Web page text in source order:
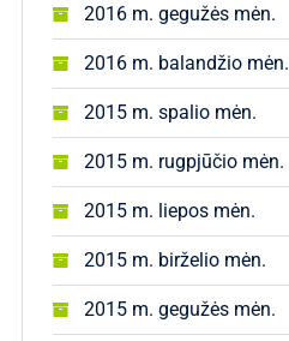
2016 m. gegužės mėn.
2016 m. balandžio mėn.
2015 m. spalio mėn.
2015 m. rugpjūčio mėn.
2015 m. liepos mėn.
2015 m. birželio mėn.
2015 m. gegužės mėn.